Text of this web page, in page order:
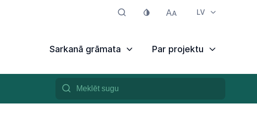
LV
Sarkanā grāmata Par projektu